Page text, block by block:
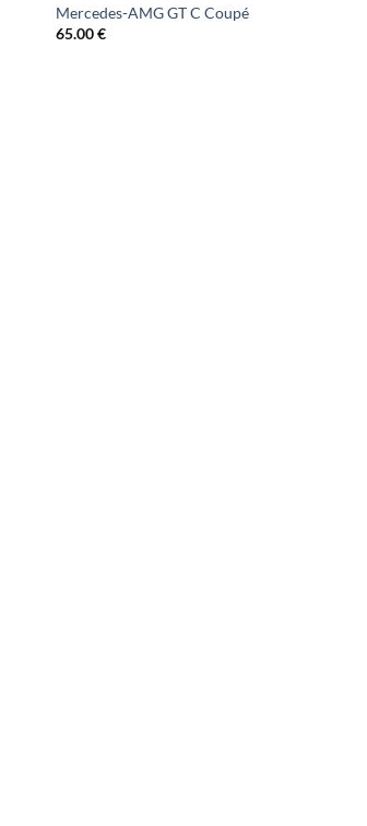
Mercedes-AMG GT C Coupé
65.00€